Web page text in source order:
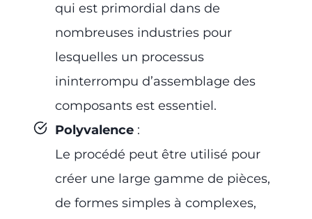
qui est primordial dans de
nombreuses industries pour
lesquelles un processus
ininterrompu d’assemblage des
composants est essentiel.
Polyvalence :
Le procédé peut être utilisé pour
créer une large gamme de pièces,
de formes simples à complexes,